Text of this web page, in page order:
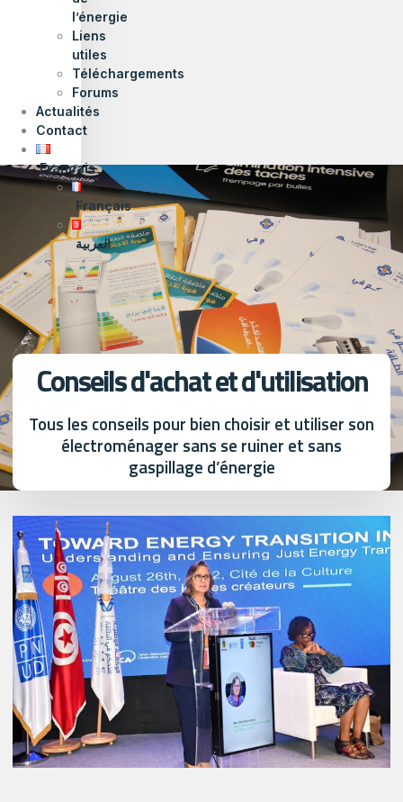
l’énergie
Liens
utiles
Téléchargements
Forums
Actualités
Contact
Français
Français
العربية
Conseils d'achat et d'utilisation
Tous les conseils pour bien choisir et utiliser son
électroménager sans se ruiner et sans
gaspillage d’énergie